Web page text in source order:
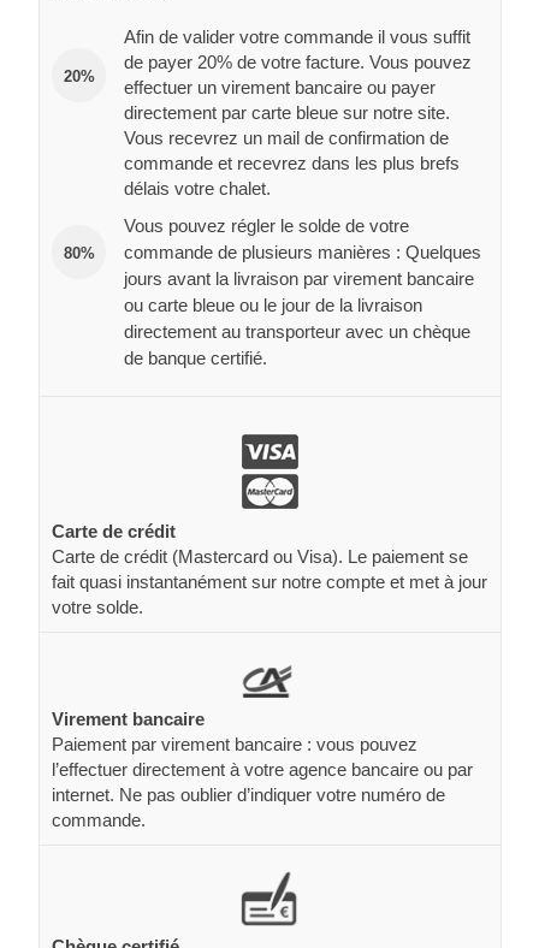
20%
Afin de valider votre commande il vous suffit
de payer 20% de votre facture. Vous pouvez
effectuer un virement bancaire ou payer
directement par carte bleue sur notre site.
Vous recevrez un mail de confirmation de
commande et recevrez dans les plus brefs
délais votre chalet.
80%
Vous pouvez régler le solde de votre
commande de plusieurs manières : Quelques
jours avant la livraison par virement bancaire
ou carte bleue ou le jour de la livraison
directement au transporteur avec un chèque
de banque certifié.
Carte de crédit
Carte de crédit (Mastercard ou Visa). Le paiement se
fait quasi instantanément sur notre compte et met à jour
votre solde.
Virement bancaire
Paiement par virement bancaire : vous pouvez
l’effectuer directement à votre agence bancaire ou par
internet. Ne pas oublier d’indiquer votre numéro de
commande.